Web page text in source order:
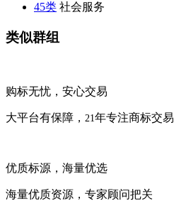
45类 社会服务
类似群组
购标无忧，安心交易
大平台有保障， 21年专注商标交易
优质标源，海量优选
海量优质资源，专家顾问把关